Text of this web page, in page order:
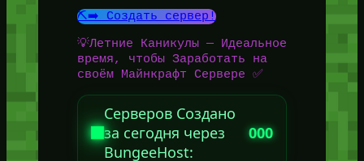
⛏️➡️ Создать сервер!
💡Летние Каникулы — Идеальное
время, чтобы Заработать на
своём Майнкрафт Сервере ✅
Серверов Создано
за сегодня через
BungeeHost:
000